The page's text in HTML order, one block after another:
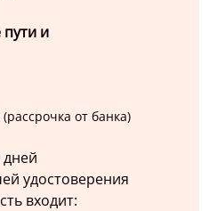
и
от банка)
удостоверения
входит: